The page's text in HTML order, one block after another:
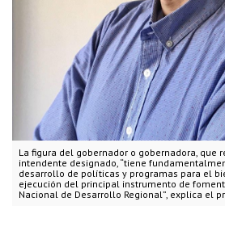
La figura del gobernador o gobernadora, que
intendente designado, “tiene
desarrollo de políticas y programas para el
ejecución del principal instrumento de
Nacional de Desarrollo Regional”, explica el